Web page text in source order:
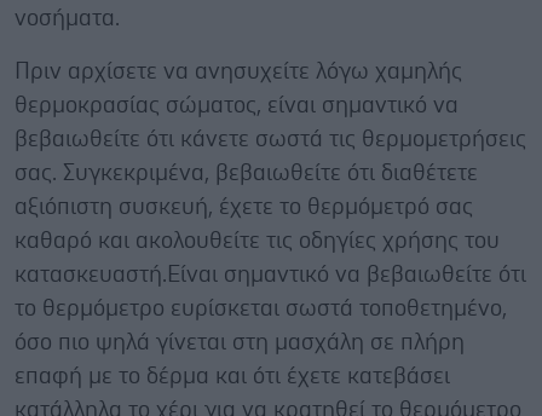
νοσήματα.
Πριν αρχίσετε να ανησυχείτε λόγω χαμηλής
θερμοκρασίας σώματος, είναι σημαντικό να
βεβαιωθείτε ότι κάνετε σωστά τις θερμομετρήσεις
σας. Συγκεκριμένα, βεβαιωθείτε ότι διαθέτετε
αξιόπιστη συσκευή, έχετε το θερμόμετρό σας
καθαρό και ακολουθείτε τις οδηγίες χρήσης του
κατασκευαστή.Είναι σημαντικό να βεβαιωθείτε ότι
το θερμόμετρο ευρίσκεται σωστά τοποθετημένο,
όσο πιο ψηλά γίνεται στη μασχάλη σε πλήρη
επαφή με το δέρμα και ότι έχετε κατεβάσει
κατάλληλα το χέρι για να κρατηθεί το θερμόμετρο